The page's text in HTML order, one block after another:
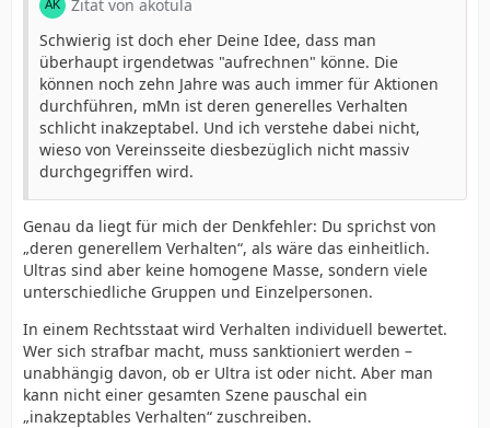
Zitat von akotula
Schwierig ist doch eher Deine Idee, dass man
überhaupt irgendetwas "aufrechnen" könne. Die
können noch zehn Jahre was auch immer für Aktionen
durchführen, mMn ist deren generelles Verhalten
schlicht inakzeptabel. Und ich verstehe dabei nicht,
wieso von Vereinsseite diesbezüglich nicht massiv
durchgegriffen wird.
Genau da liegt für mich der Denkfehler: Du sprichst von
„deren generellem Verhalten“, als wäre das einheitlich.
Ultras sind aber keine homogene Masse, sondern viele
unterschiedliche Gruppen und Einzelpersonen.
In einem Rechtsstaat wird Verhalten individuell bewertet.
Wer sich strafbar macht, muss sanktioniert werden –
unabhängig davon, ob er Ultra ist oder nicht. Aber man
kann nicht einer gesamten Szene pauschal ein
„inakzeptables Verhalten“ zuschreiben.